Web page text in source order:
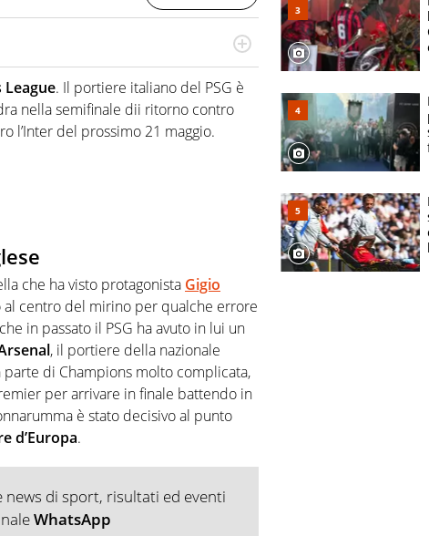
football, baseball e la capacità
granché. Il portiere italiano del PSG è
nella semifinale dii ritorno contro
l’Inter del prossimo 21 maggio.
che ha visto protagonista Gigio
centro del mirino per qualche errore
in passato il PSG ha avuto in lui un
, il portiere della nazionale
di Champions molto complicata,
per arrivare in finale battendo in
è stato decisivo al punto
d’Europa.
di sport, risultati ed eventi
WhatsApp